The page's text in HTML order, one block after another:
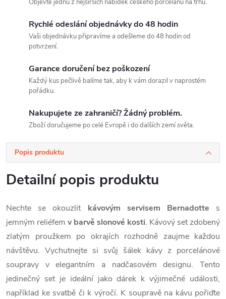
Objevte jednu z nejširších nabídek českého porcelánu na trhu.
Rychlé odeslání objednávky do 48 hodin
Vaši objednávku připravíme a odešleme do 48 hodin od
potvrzení.
Garance doručení bez poškození
Každý kus pečlivě balíme tak, aby k vám dorazil v naprostém
pořádku.
Nakupujete ze zahraničí? Žádný problém.
Zboží doručujeme po celé Evropě i do dalších zemí světa.
Popis produktu
Detailní popis produktu
Nechte se okouzlitkávovým servisem Bernadotte s
jemným reliéfem v barvě slonové kosti. Kávový set zdobený
zlatým proužkem po okrajích rozhodně zaujme každou
návštěvu. Vychutnejte si svůj šálek kávy z porcelánové
soupravy v elegantním a nadčasovém designu. Tento
jedinečný set je ideální jako dárek k výjimečné události,
například ke svatbě či k výročí. K soupravě na kávu pořiďte